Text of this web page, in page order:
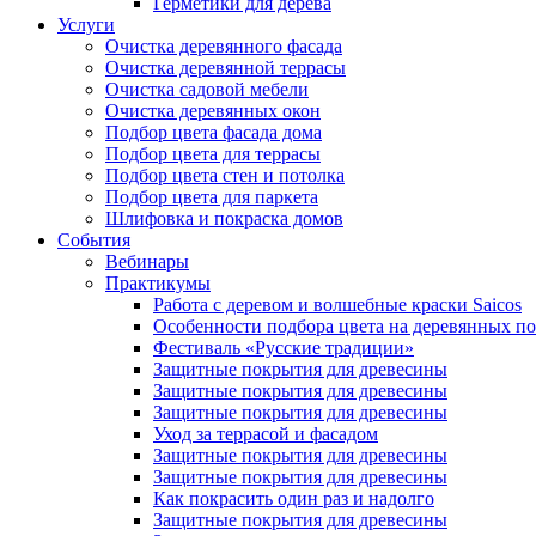
Услуги
Очистка деревянного фасада
Очистка деревянной террасы
Очистка садовой мебели
Очистка деревянных окон
Подбор цвета фасада дома
Подбор цвета для террасы
Подбор цвета стен и потолка
Подбор цвета для паркета
Шлифовка и покраска домов
События
Вебинары
Практикумы
Работа с деревом и волшебные краски Saicos
Особенности подбора цвета на деревянных
Фестиваль «Русские традиции»
Защитные покрытия для древесины
Защитные покрытия для древесины
Защитные покрытия для древесины
Уход за террасой и фасадом
Защитные покрытия для древесины
Защитные покрытия для древесины
Как покрасить один раз и надолго
Защитные покрытия для древесины